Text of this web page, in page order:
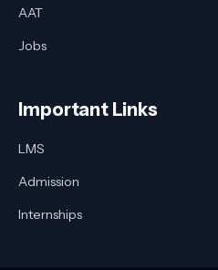
AAT
Jobs
Important Links
LMS
Admission
Internships